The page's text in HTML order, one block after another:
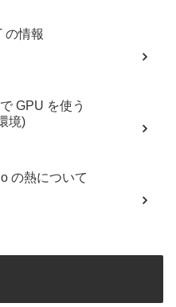
の情報
GPU を使う
境)
の熱について